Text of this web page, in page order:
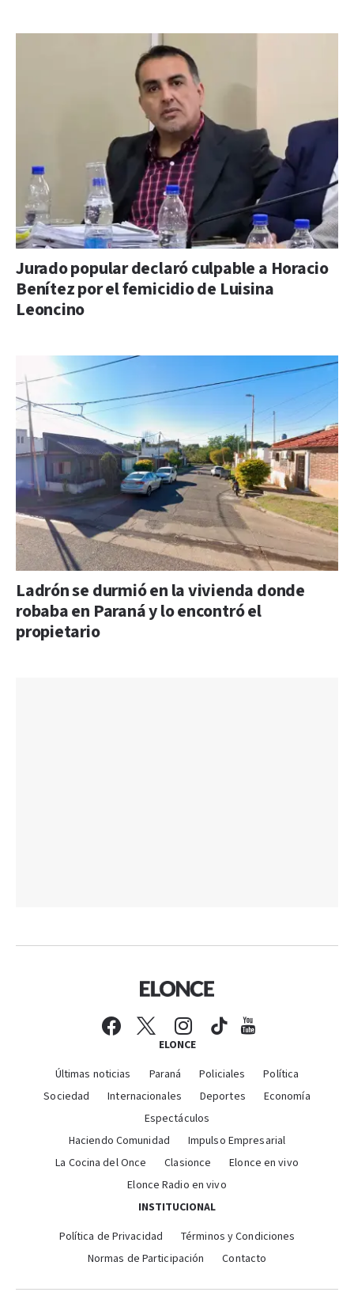
Jurado popular declaró culpable a Horacio
Benítez por el femicidio de Luisina
Leoncino
Ladrón se durmió en la vivienda donde
robaba en Paraná y lo encontró el
propietario
ELONCE
Últimas noticias Paraná Policiales
Política
Sociedad
Internacionales Deportes
Economía
Espectáculos
Haciendo Comunidad
Impulso Empresarial
La Cocina del Once
Clasionce
Elonce en vivo
Elonce Radio en vivo
INSTITUCIONAL
Política de Privacidad
Términos y Condiciones
Normas de Participación
Contacto